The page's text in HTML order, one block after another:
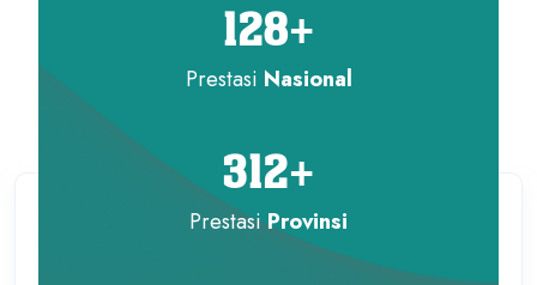
128+
Prestasi Nasional
312+
PrestasiProvinsi